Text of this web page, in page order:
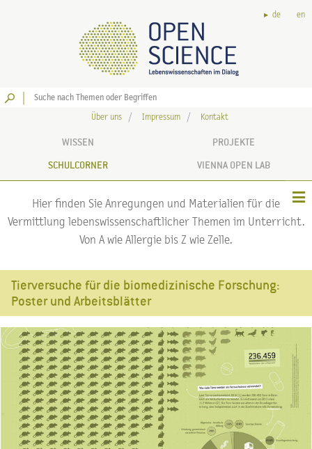
de en
Über uns Impressum Kontakt
WISSEN PROJEKTE
SCHULCORNER VIENNA OPEN LAB
Hier finden Sie Anregungen und Materialien für die
Vermittlung lebenswissenschaftlicher Themen im Unterricht.
Von A wie Allergie bis Z wie Zelle.
Tierversuche für die biomedizinische Forschung:
Poster und Arbeitsblätter